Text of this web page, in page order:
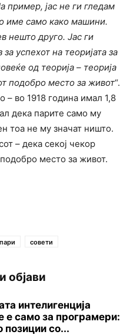
пример, јас не ги гледам
име само како машини.
нешто друго. Јас ги
успехот на теоријата за
од теорија – теорија
подобро место за живот“.
– во 1918 година имал 1,8
дека парите само му
тоа не му значат ништо.
– дека секој чекор
место за живот.
пари совети
објави
интелигенција
е само за програмери:
позиции со...